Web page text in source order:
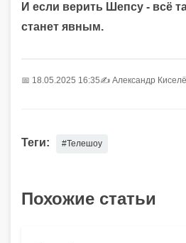
И если верить Шепсу - всё
станет явным.
📅 18.05.2025 16:35✍️ Александр
Теги: #Телешоу
Похожие статьи